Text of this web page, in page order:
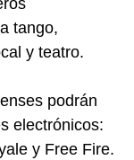
tango,
y teatro.
podrán
electrónicos:
y Free Fire.